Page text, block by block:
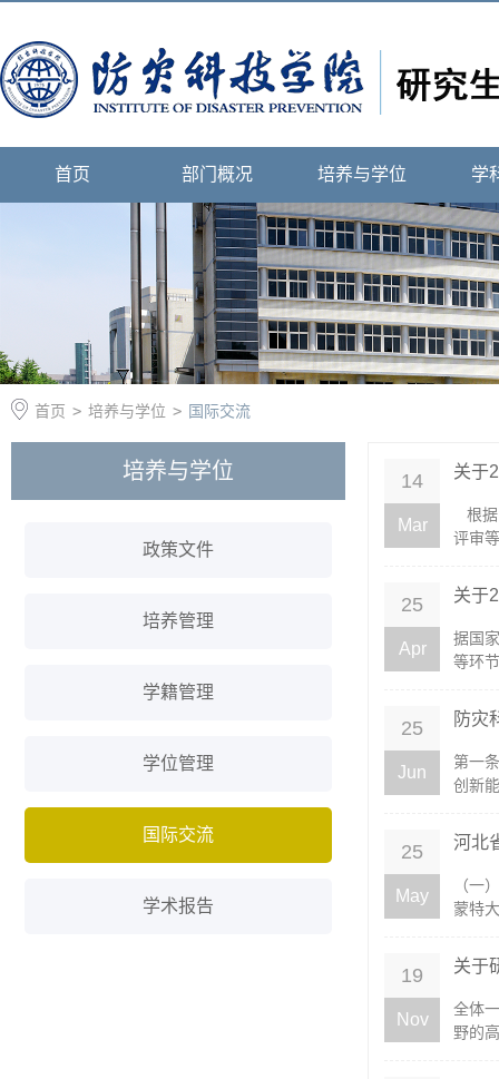
首页 部门概况 培养与学位 学
首页 > 培养与学位 > 国际交流
培养与学位
政策文件
培养管理
学籍管理
学位管理
国际交流
学术报告
14
Mar
关于
根据
评审
25
Apr
关于
据国
等环
25
Jun
防灾
第一
创新
25
May
河北
（一
蒙特
19
Nov
关于
全体
野的